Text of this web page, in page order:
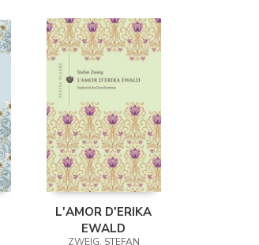
L'AMOR D'ERIKA
EWALD
ZWEIG, STEFAN